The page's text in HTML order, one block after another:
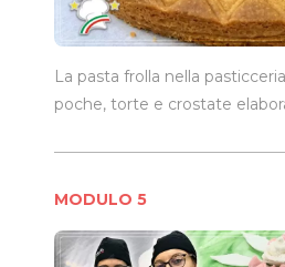
La pasta frolla nella
poche, torte e crostate
MODULO 5